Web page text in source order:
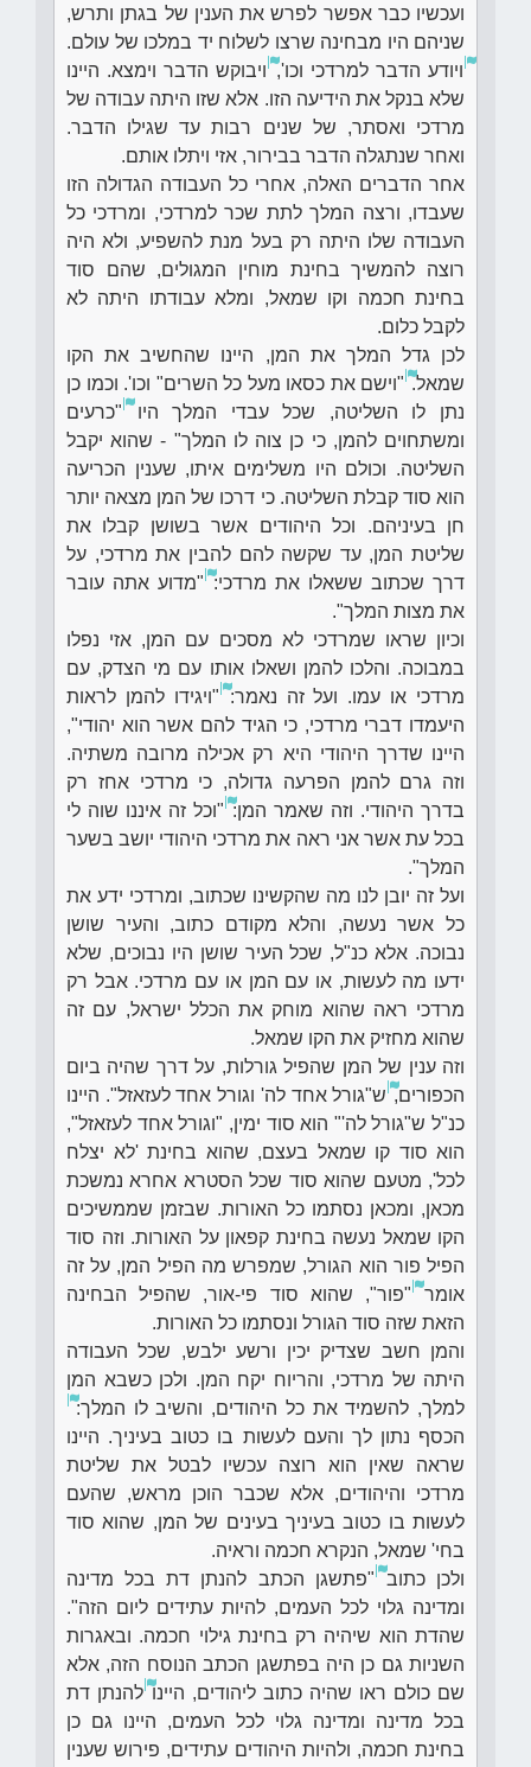
ועכשיו כבר אפשר לפרש את הענין של בגתן ותרש,
שניהם היו מבחינה שרצו לשלוח יד במלכו של עולם.
ויודע הדבר למרדכי וכו',ויבוקש הדבר וימצא. היינו
שלא בנקל את הידיעה הזו. אלא שזו היתה עבודה של
מרדכי ואסתר, של שנים רבות עד שגילו הדבר.
ואחר שנתגלה הדבר בבירור, אזי ויתלו אותם.
אחר הדברים האלה, אחרי כל העבודה הגדולה הזו
שעבדו, ורצה המלך לתת שכר למרדכי, ומרדכי כל
העבודה שלו היתה רק בעל מנת להשפיע, ולא היה
רוצה להמשיך בחינת מוחין המגולים, שהם סוד
בחינת חכמה וקו שמאל, ומלא עבודתו היתה לא
לקבל כלום.
לכן גדל המלך את המן, היינו שהחשיב את הקו
שמאל."וישם את כסאו מעל כל השרים" וכו'. וכמו כן
נתן לו השליטה, שכל עבדי המלך היו"כרעים
ומשתחוים להמן, כי כן צוה לו המלך" - שהוא יקבל
השליטה. וכולם היו משלימים איתו, שענין הכריעה
הוא סוד קבלת השליטה. כי דרכו של המן מצאה יותר
חן בעיניהם. וכל היהודים אשר בשושן קבלו את
שליטת המן, עד שקשה להם להבין את מרדכי, על
דרך שכתוב ששאלו את מרדכי:"מדוע אתה עובר
את מצות המלך".
וכיון שראו שמרדכי לא מסכים עם המן, אזי נפלו
במבוכה. והלכו להמן ושאלו אותו עם מי הצדק, עם
מרדכי או עמו. ועל זה נאמר:"ויגידו להמן לראות
היעמדו דברי מרדכי, כי הגיד להם אשר הוא יהודי",
היינו שדרך היהודי היא רק אכילה מרובה משתיה.
וזה גרם להמן הפרעה גדולה, כי מרדכי אחז רק
בדרך היהודי. וזה שאמר המן:"וכל זה איננו שוה לי
בכל עת אשר אני ראה את מרדכי היהודי יושב בשער
המלך".
ועל זה יובן לנו מה שהקשינו שכתוב, ומרדכי ידע את
כל אשר נעשה, והלא מקודם כתוב, והעיר שושן
נבוכה. אלא כנ"ל, שכל העיר שושן היו נבוכים, שלא
ידעו מה לעשות, או עם המן או עם מרדכי. אבל רק
מרדכי ראה שהוא מוחק את הכלל ישראל, עם זה
שהוא מחזיק את הקו שמאל.
וזה ענין של המן שהפיל גורלות, על דרך שהיה ביום
הכפורים,ש"גורל אחד לה' וגורל אחד לעזאזל". היינו
כנ"ל ש"גורל לה'" הוא סוד ימין, "וגורל אחד לעזאזל",
הוא סוד קו שמאל בעצם, שהוא בחינת 'לא יצלח
לכל', מטעם שהוא סוד שכל הסטרא אחרא נמשכת
מכאן, ומכאן נסתמו כל האורות. שבזמן שממשיכים
הקו שמאל נעשה בחינת קפאון על האורות. וזה סוד
הפיל פור הוא הגורל, שמפרש מה הפיל המן, על זה
אומר"פור", שהוא סוד פי-אור, שהפיל הבחינה
הזאת שזה סוד הגורל ונסתמו כל האורות.
והמן חשב שצדיק יכין ורשע ילבש, שכל העבודה
היתה של מרדכי, והריוח יקח המן. ולכן כשבא המן
למלך, להשמיד את כל היהודים, והשיב לו המלך:
הכסף נתון לך והעם לעשות בו כטוב בעיניך. היינו
שראה שאין הוא רוצה עכשיו לבטל את שליטת
מרדכי והיהודים, אלא שכבר הוכן מראש, שהעם
לעשות בו כטוב בעיניך בעינים של המן, שהוא סוד
בחי' שמאל, הנקרא חכמה וראיה.
ולכן כתוב"פתשגן הכתב להנתן דת בכל מדינה
ומדינה גלוי לכל העמים, להיות עתידים ליום הזה".
שהדת הוא שיהיה רק בחינת גילוי חכמה. ובאגרות
השניות גם כן היה בפתשגן הכתב הנוסח הזה, אלא
שם כולם ראו שהיה כתוב ליהודים, היינולהנתן דת
בכל מדינה ומדינה גלוי לכל העמים, היינו גם כן
בחינת חכמה, ולהיות היהודים עתידים, פירוש שענין